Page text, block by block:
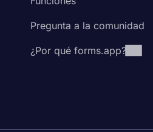
Pregunta a la comunidad
¿Por qué forms.app?